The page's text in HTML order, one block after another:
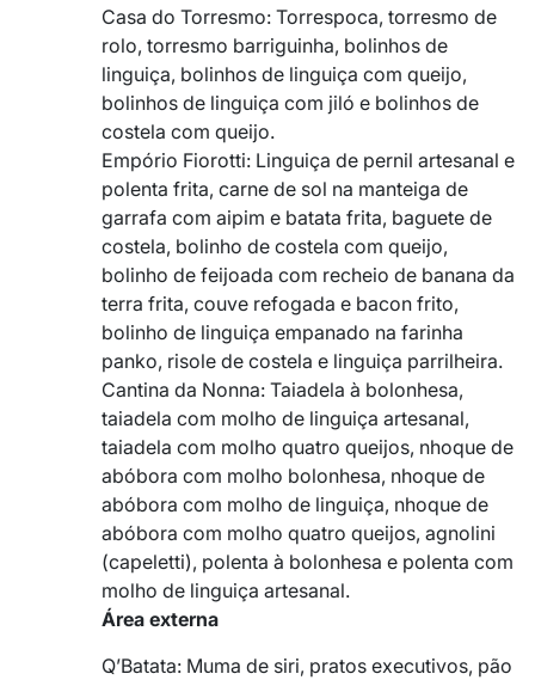
Casa do Torresmo: Torrespoca, torresmo de
rolo, torresmo barriguinha, bolinhos de
linguiça, bolinhos de linguiça com queijo,
bolinhos de linguiça com jiló e bolinhos de
costela com queijo.
Empório Fiorotti: Linguiça de pernil artesanal e
polenta frita, carne de sol na manteiga de
garrafa com aipim e batata frita, baguete de
costela, bolinho de costela com queijo,
bolinho de feijoada com recheio de banana da
terra frita, couve refogada e bacon frito,
bolinho de linguiça empanado na farinha
panko, risole de costela e linguiça parrilheira.
Cantina da Nonna: Taiadela à bolonhesa,
taiadela com molho de linguiça artesanal,
taiadela com molho quatro queijos, nhoque de
abóbora com molho bolonhesa, nhoque de
abóbora com molho de linguiça, nhoque de
abóbora com molho quatro queijos, agnolini
(capeletti), polenta à bolonhesa e polenta com
molho de linguiça artesanal.
Área externa
Q’Batata: Muma de siri, pratos executivos, pão